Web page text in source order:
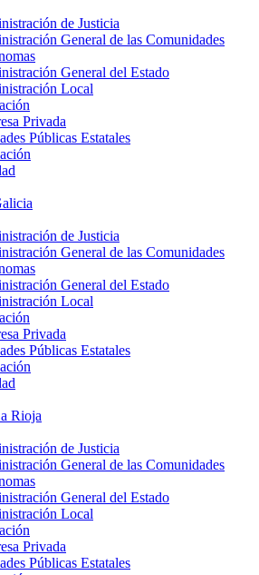
de Justicia
General de las Comunidades
General del Estado
Local
Privada
Públicas Estatales
de Justicia
General de las Comunidades
General del Estado
Local
Privada
Públicas Estatales
Rioja
de Justicia
General de las Comunidades
General del Estado
Local
Privada
Públicas Estatales